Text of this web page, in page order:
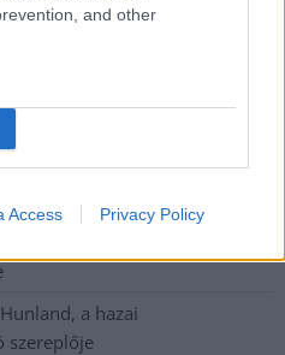
and other
Access Privacy Policy
Szolnokon klímát
a tüzeknél
fel a Szolnok–Kecskemét
a hazai
szereplője